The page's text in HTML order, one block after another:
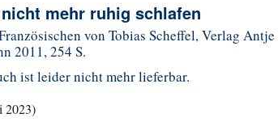
mehr ruhig schlafen
von Tobias Scheffel, Verlag Antje
2011, 254 S.
ist leider nicht mehr lieferbar.
2023)